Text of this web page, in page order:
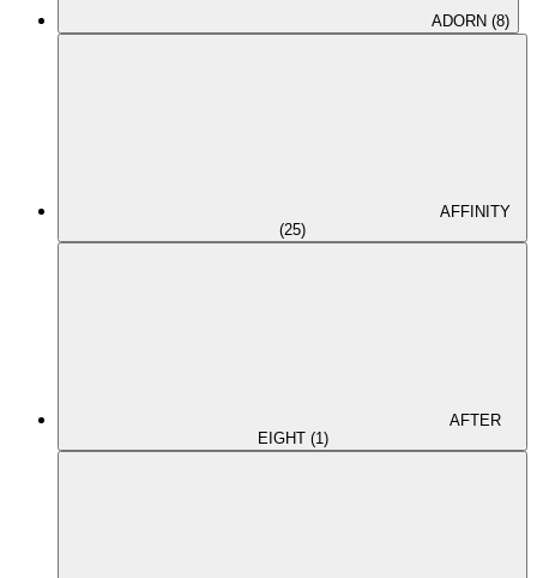
ADORN (8)
AFFINITY
(25)
AFTER
EIGHT (1)